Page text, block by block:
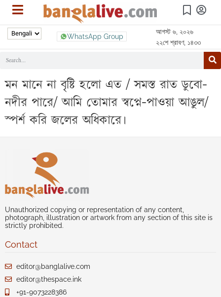
WhatsApp Group
আগস্ট ৬, ২০২৬
২২শে শ্রাবণ, ১৪৩৩
মন মানে না বৃষ্টি হলো এত / সমস্ত রাত ডুবো-
নদীর পারে/ আমি তোমার স্বপ্নে-পাওয়া আঙুল/
স্পর্শ করি জলের অধিকারে।
Unauthorized copying or representation of any content,
photograph, illustration or artwork from any section of this site is
strictly prohibited.
Contact
editor@banglalive.com
editor@thespace.ink
+91-9073228386